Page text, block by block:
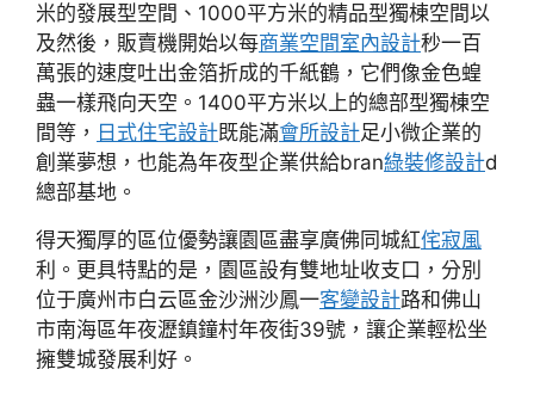
米的發展型空間、1000平方米的精品型獨棟空間以
及然後，販賣機開始以每商業空間室內設計秒一百
萬張的速度吐出金箔折成的千紙鶴，它們像金色蝗
蟲一樣飛向天空。1400平方米以上的總部型獨棟空
間等， 日式住宅設計既能滿會所設計足小微企業的
創業夢想，也能為年夜型企業供給bran綠裝修設計d
總部基地。
得天獨厚的區位優勢讓園區盡享廣佛同城紅侘寂風
利。更具特點的是，園區設有雙地址收支口，分別
位于廣州市白云區金沙洲沙鳳一客變設計路和佛山
市南海區年夜瀝鎮鐘村年夜街39號，讓企業輕松坐
擁雙城發展利好。